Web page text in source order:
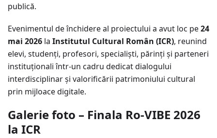
publică.
Evenimentul de închidere al proiectului a avut loc pe24
mai 2026 la Institutul Cultural Român (ICR), reunind
elevi, studenți, profesori, specialiști, părinți și parteneri
instituționali într-un cadru dedicat dialogului
interdisciplinar și valorificării patrimoniului cultural
prin mijloace digitale.
Galerie foto – Finala Ro-VIBE 2026
la ICR